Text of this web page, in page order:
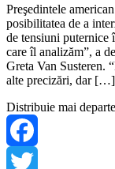
Preşedintele
posibilitatea de a
de tensiuni puternice
care îl analizăm”, a
Greta Van Susteren.
alte precizări, dar […]
Distribuie mai departe
Facebook